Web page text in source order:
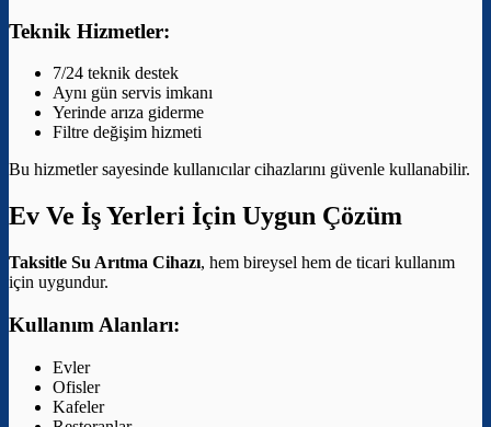
Teknik Hizmetler:
7/24 teknik destek
Aynı gün servis imkanı
Yerinde arıza giderme
Filtre değişim hizmeti
Bu hizmetler sayesinde kullanıcılar cihazlarını güvenle kullanabilir.
Ev Ve İş Yerleri İçin Uygun Çözüm
Taksitle Su Arıtma Cihazı, hem bireysel hem de ticari kullanım
için uygundur.
Kullanım Alanları:
Evler
Ofisler
Kafeler